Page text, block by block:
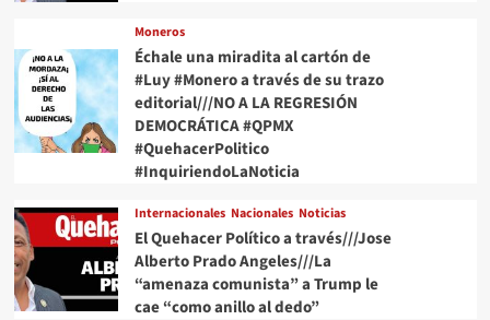
Moneros
Échale una miradita al cartón de
#Luy #Monero a través de su trazo
editorial///NO A LA REGRESIÓN
DEMOCRÁTICA #QPMX
#QuehacerPolitico
#InquiriendoLaNoticia
Internacionales Nacionales Noticias
El Quehacer Político a través///Jose
Alberto Prado Angeles///La
“amenaza comunista” a Trump le
cae “como anillo al dedo”